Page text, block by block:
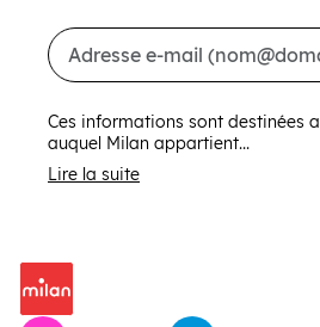
Ces informations sont destinées
auquel Milan appartient...
Lire la suite